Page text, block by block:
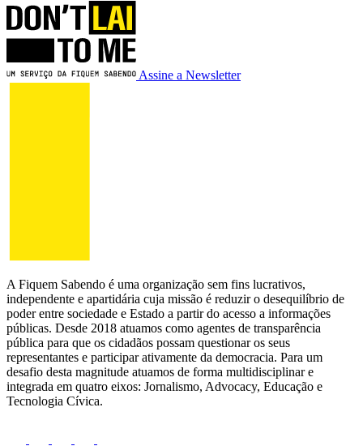
Assine a Newsletter
A Fiquem Sabendo é uma organização sem fins lucrativos,
independente e apartidária cuja missão é reduzir o desequilíbrio de
poder entre sociedade e Estado a partir do acesso a informações
públicas. Desde 2018 atuamos como agentes de transparência
pública para que os cidadãos possam questionar os seus
representantes e participar ativamente da democracia. Para um
desafio desta magnitude atuamos de forma multidisciplinar e
integrada em quatro eixos: Jornalismo, Advocacy, Educação e
Tecnologia Cívica.